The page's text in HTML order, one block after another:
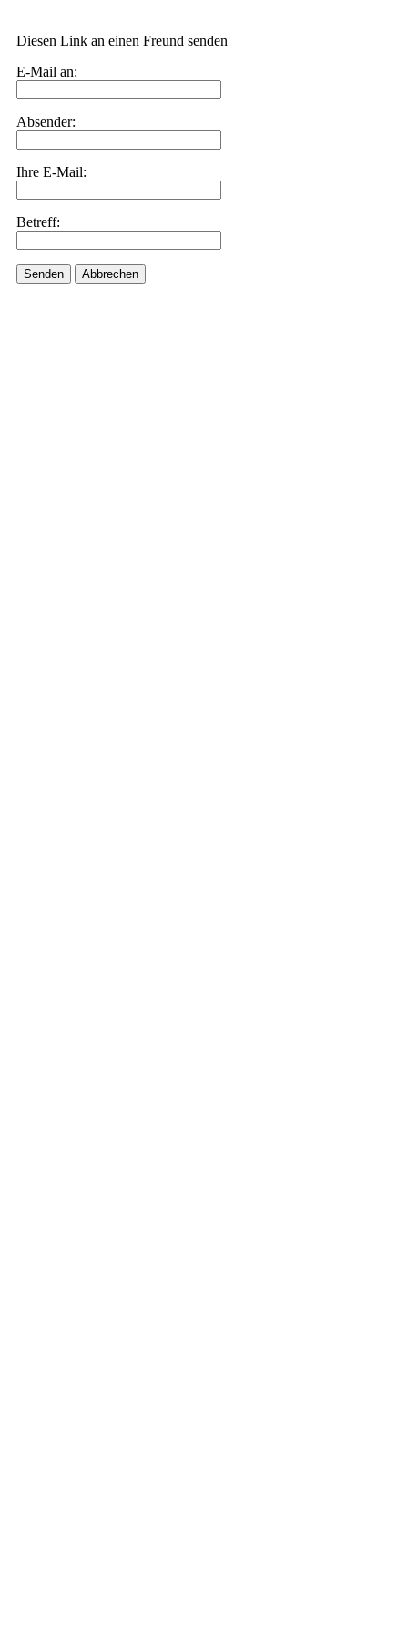
Diesen Link an einen Freund senden
E-Mail an:
Absender:
Ihre E-Mail:
Betreff:
Senden Abbrechen